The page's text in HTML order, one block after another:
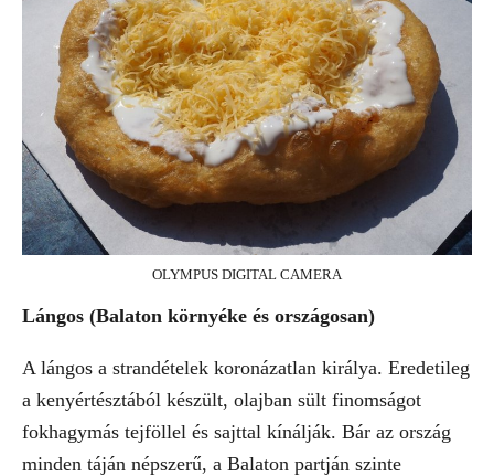
OLYMPUS DIGITAL CAMERA
Lángos (Balaton környéke és országosan)
A lángos a strandételek koronázatlan királya. Eredetileg
a kenyértésztából készült, olajban sült finomságot
fokhagymás tejföllel és sajttal kínálják. Bár az ország
minden táján népszerű, a Balaton partján szinte